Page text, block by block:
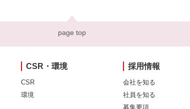
page top
CSR・環境
CSR
環境
採用情報
会社を知る
社員を知る
募集要項